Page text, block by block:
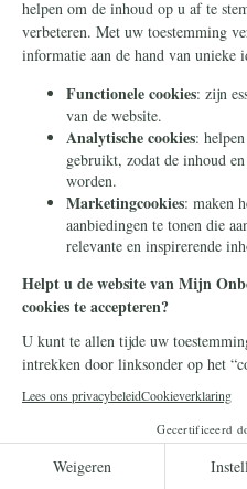
Catharina had een
leven. Zij zat
is het een krachtig
Lees meer
Heiligen
4 september 2025